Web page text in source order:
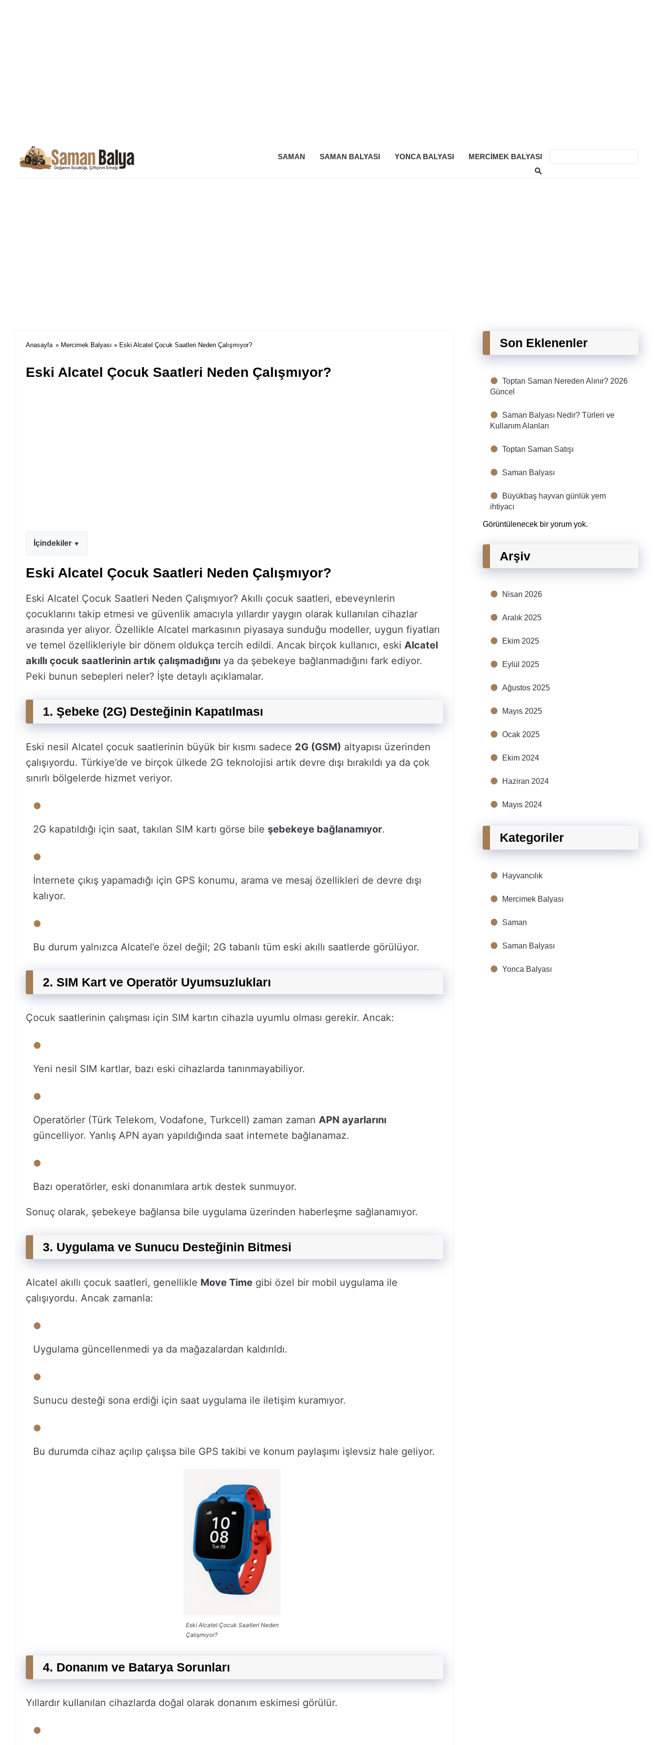
Saman Balyası
SAMAN SAMAN BALYASI YONCA BALYASI MERCIMEK BALYASI
Anasayfa » Mercimek Balyası » Eski Alcatel Çocuk Saatleri Neden Çalışmıyor?
Eski Alcatel Çocuk Saatleri Neden Çalışmıyor?
İçindekiler
Eski Alcatel Çocuk Saatleri Neden Çalışmıyor?
Eski Alcatel Çocuk Saatleri Neden Çalışmıyor? Akıllı çocuk saatleri, ebeveynlerin
çocuklarını takip etmesi ve güvenlik amacıyla yıllardır yaygın olarak kullanılan cihazlar
arasında yer alıyor. Özellikle Alcatel markasının piyasaya sunduğu modeller, uygun fiyatları
ve temel özellikleriyle bir dönem oldukça tercih edildi. Ancak birçok kullanıcı, eski Alcatel
akıllı çocuk saatlerinin artık çalışmadığını ya da şebekeye bağlanmadığını fark ediyor.
Peki bunun sebepleri neler? İşte detaylı açıklamalar.
1. Şebeke (2G) Desteğinin Kapatılması
Eski nesil Alcatel çocuk saatlerinin büyük bir kısmı sadece 2G (GSM) altyapısı üzerinden
çalışıyordu. Türkiye’de ve birçok ülkede 2G teknolojisi artık devre dışı bırakıldı ya da çok
sınırlı bölgelerde hizmet veriyor.
2G kapatıldığı için saat, takılan SIM kartı görse bile şebekeye bağlanamıyor.
İnternete çıkış yapamadığı için GPS konumu, arama ve mesaj özellikleri de devre dışı
kalıyor.
Bu durum yalnızca Alcatel’e özel değil; 2G tabanlı tüm eski akıllı saatlerde görülüyor.
2. SIM Kart ve Operatör Uyumsuzlukları
Çocuk saatlerinin çalışması için SIM kartın cihazla uyumlu olması gerekir. Ancak:
Yeni nesil SIM kartlar, bazı eski cihazlarda tanınmayabiliyor.
Operatörler (Türk Telekom, Vodafone, Turkcell) zaman zaman APN ayarlarını
güncelliyor. Yanlış APN ayarı yapıldığında saat internete bağlanamaz.
Bazı operatörler, eski donanımlara artık destek sunmuyor.
Sonuç olarak, şebekeye bağlansa bile uygulama üzerinden haberleşme sağlanamıyor.
3. Uygulama ve Sunucu Desteğinin Bitmesi
Alcatel akıllı çocuk saatleri, genellikle Move Time gibi özel bir mobil uygulama ile
çalışıyordu. Ancak zamanla:
Uygulama güncellenmedi ya da mağazalardan kaldırıldı.
Sunucu desteği sona erdiği için saat uygulama ile iletişim kuramıyor.
Bu durumda cihaz açılıp çalışsa bile GPS takibi ve konum paylaşımı işlevsiz hale geliyor.
Eski Alcatel Çocuk Saatleri Neden
Çalışmıyor?
4. Donanım ve Batarya Sorunları
Yıllardır kullanılan cihazlarda doğal olarak donanım eskimesi görülür.
Son Eklenenler
Toptan Saman Nereden Alınır? 2026
Güncel
Saman Balyası Nedir? Türleri ve
Kullanım Alanları
Toptan Saman Satışı
Saman Balyası
Büyükbaş hayvan günlük yem
ihtiyacı
Görüntülenecek bir yorum yok.
Arşiv
Nisan 2026
Aralık 2025
Ekim 2025
Eylül 2025
Ağustos 2025
Mayıs 2025
Ocak 2025
Ekim 2024
Haziran 2024
Mayıs 2024
Kategoriler
Hayvancılık
Mercimek Balyası
Saman
Saman Balyası
Yonca Balyası